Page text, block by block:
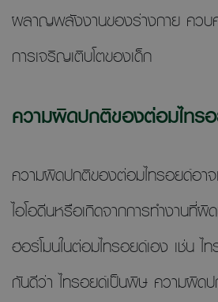
ผลาญพลังงานของร่างกาย คว
การเจริญเติบโตของเด็ก
ความผิดปกติของต่อมไทร
ความผิดปกติของต่อมไทรอยด์อาจ
ไอโอดีนหรือเกิดจากการทำงานที่
ฮอร์โมนในต่อมไทรอยด์เอง เช่น
กันดีว่า ไทรอยด์เป็นพิษ ความผิดป